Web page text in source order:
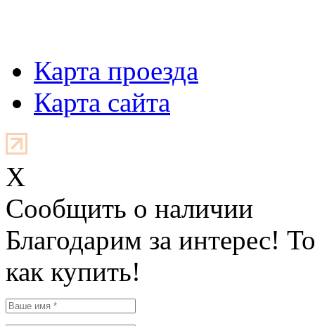
Карта проезда
Карта сайта
X
Cообщить о наличии
Благодарим за интерес!
как купить!